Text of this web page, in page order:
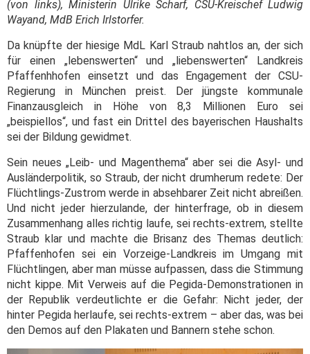
(von links), Ministerin Ulrike Scharf, CSU-Kreischef Ludwig
Wayand, MdB Erich Irlstorfer.
Da knüpfte der hiesige MdL Karl Straub nahtlos an, der sich
für einen „lebenswerten“ und „liebenswerten“ Landkreis
Pfaffenhhofen einsetzt und das Engagement der CSU-
Regierung in München preist. Der jüngste kommunale
Finanzausgleich in Höhe von 8,3 Millionen Euro sei
„beispiellos“, und fast ein Drittel des bayerischen Haushalts
sei der Bildung gewidmet.
Sein neues „Leib- und Magenthema“ aber sei die Asyl- und
Ausländerpolitik, so Straub, der nicht drumherum redete: Der
Flüchtlings-Zustrom werde in absehbarer Zeit nicht abreißen.
Und nicht jeder hierzulande, der hinterfrage, ob in diesem
Zusammenhang alles richtig laufe, sei rechts-extrem, stellte
Straub klar und machte die Brisanz des Themas deutlich:
Pfaffenhofen sei ein Vorzeige-Landkreis im Umgang mit
Flüchtlingen, aber man müsse aufpassen, dass die Stimmung
nicht kippe. Mit Verweis auf die Pegida-Demonstrationen in
der Republik verdeutlichte er die Gefahr: Nicht jeder, der
hinter Pegida herlaufe, sei rechts-extrem – aber das, was bei
den Demos auf den Plakaten und Bannern stehe schon.